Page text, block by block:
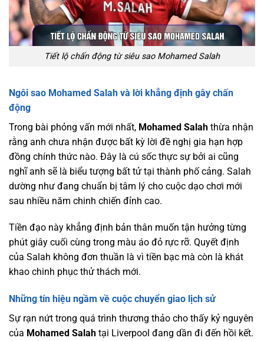
Tiết lộ chấn động từ siêu sao Mohamed Salah
Ngôi sao Mohamed Salah và lời khẳng định gây chấn
động
Trong bài phỏng vấn mới nhất, Mohamed Salah thừa nhận
rằng anh chưa nhận được bất kỳ lời đề nghị gia hạn hợp
đồng chính thức nào. Đây là cú sốc thực sự bởi ai cũng
nghĩ anh sẽ là biểu tượng bất tử tại thành phố cảng. Salah
dường như đang chuẩn bị tâm lý cho cuộc dạo chơi mới
sau nhiều năm chinh chiến đỉnh cao.
Tiền đạo này khẳng định bản thân muốn tận hưởng từng
phút giây cuối cùng trong màu áo đỏ rực rỡ. Quyết định
của Salah không đơn thuần là vì tiền bạc mà còn là khát
khao chinh phục thử thách mới.
Những tín hiệu ngầm về cuộc chuyển giao lịch sử
Sự rạn nứt trong quá trình thương thảo cho thấy kỷ nguyên
của Mohamed Salah tại Liverpool đang dần đi đến hồi kết.